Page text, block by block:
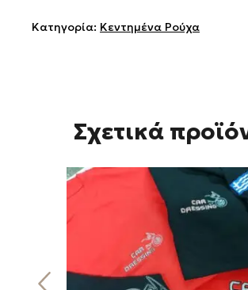
Κατηγορία: Κεντημένα Ρούχα
Σχετικά